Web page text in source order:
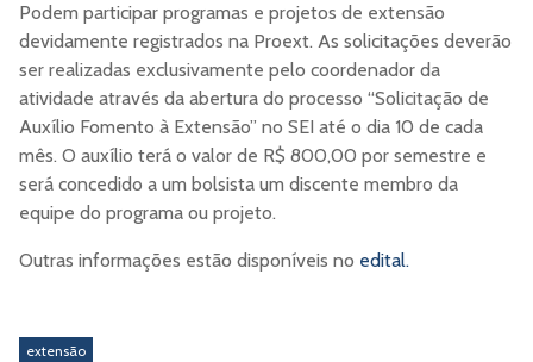
Podem participar programas e projetos de extensão
devidamente registrados na Proext. As solicitações deverão
ser realizadas exclusivamente pelo coordenador da
atividade através da abertura do processo “Solicitação de
Auxílio Fomento à Extensão” no SEI até o dia 10 de cada
mês. O auxílio terá o valor de R$ 800,00 por semestre e
será concedido a um bolsista um discente membro da
equipe do programa ou projeto.
Outras informações estão disponíveis no edital.
extensão